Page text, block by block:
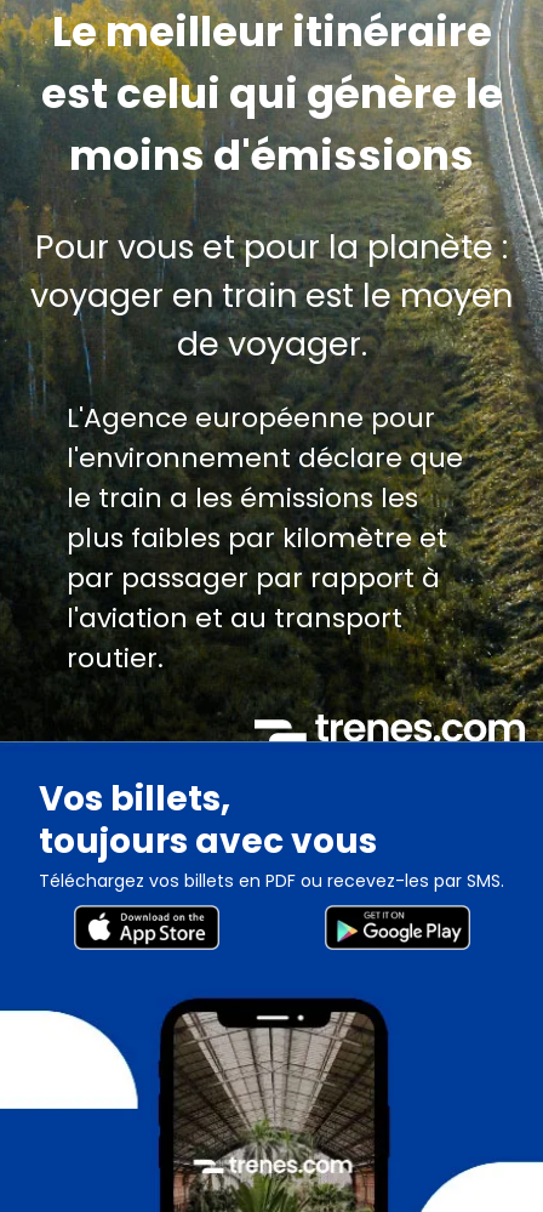
Le meilleur itinéraire
est celui qui génère le
moins d'émissions
Pour vous et pour la planète :
voyager en train est le moyen
de voyager.
L'Agence européenne pour
l'environnement déclare que
le train a les émissions les
plus faibles par kilomètre et
par passager par rapport à
l'aviation et au transport
routier.
Vos billets,
toujours avec vous
Téléchargez vos billets en PDF ou recevez-les par SMS.